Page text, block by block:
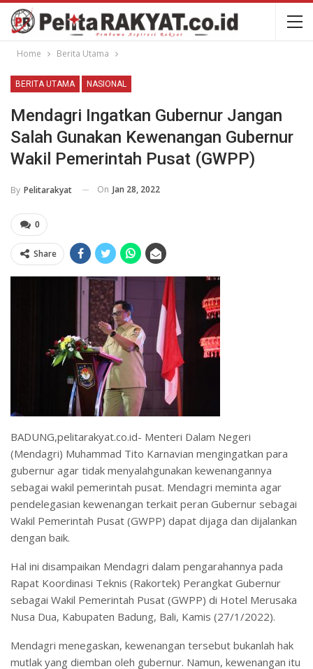
Home Berita Utama
BERITA UTAMA NASIONAL
Mendagri Ingatkan Gubernur Jangan
Salah Gunakan Kewenangan Gubernur
Wakil Pemerintah Pusat (GWPP)
By Pelitarakyat On Jan 28, 2022
0
Share
BADUNG,pelitarakyat.co.id- Menteri Dalam Negeri
(Mendagri) Muhammad Tito Karnavian mengingatkan para
gubernur agar tidak menyalahgunakan kewenangannya
sebagai wakil pemerintah pusat. Mendagri meminta agar
pendelegasian kewenangan terkait peran Gubernur sebagai
Wakil Pemerintah Pusat (GWPP) dapat dijaga dan dijalankan
dengan baik.
Hal ini disampaikan Mendagri dalam pengarahannya pada
Rapat Koordinasi Teknis (Rakortek) Perangkat Gubernur
sebagai Wakil Pemerintah Pusat (GWPP) di Hotel Merusaka
Nusa Dua, Kabupaten Badung, Bali, Kamis (27/1/2022).
Mendagri menegaskan, kewenangan tersebut bukanlah hak
mutlak yang diemban oleh gubernur. Namun, kewenangan itu